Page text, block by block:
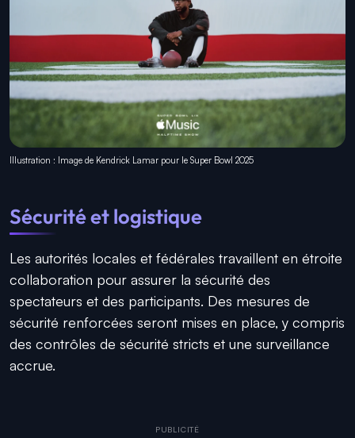
Illustration : Image de Kendrick Lamar pour le Super Bowl 2025
Sécurité et logistique
Les autorités locales et fédérales travaillent en étroite
collaboration pour assurer la sécurité des
spectateurs et des participants. Des mesures de
sécurité renforcées seront mises en place, y compris
des contrôles de sécurité stricts et une surveillance
accrue.